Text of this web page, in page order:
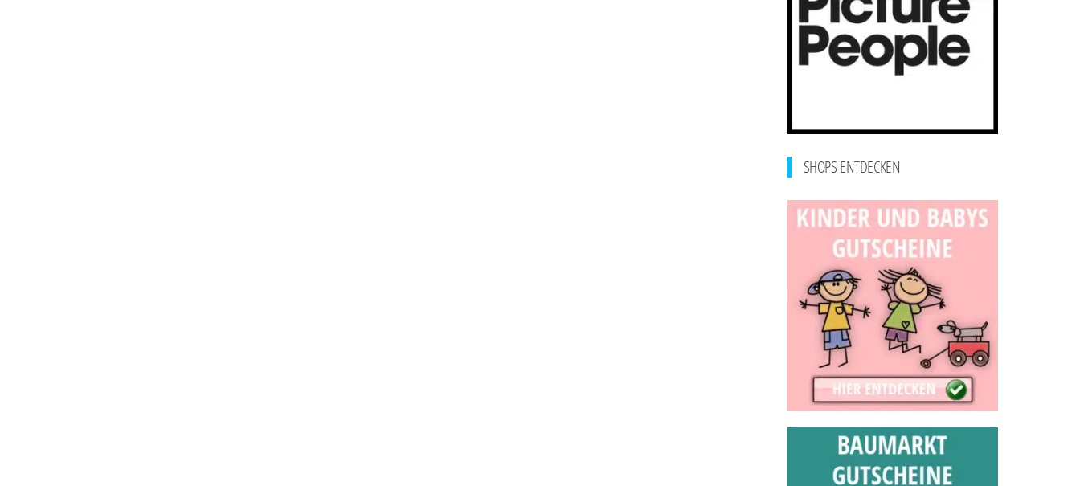
SHOPS ENTDECKEN